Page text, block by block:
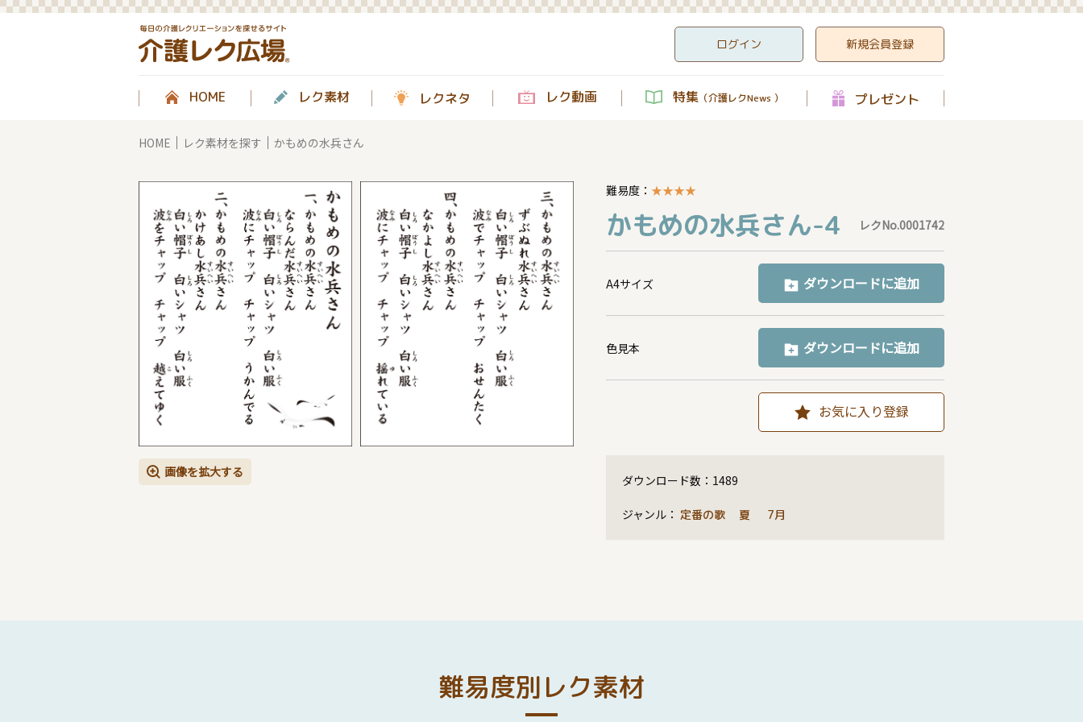
ログイン 新規会員登録
HOME レク素材 レクネタ レク動画 特集 （介護レクNews ） プレゼント
HOME レク素材を探す かもめの水兵さん
画像を拡大する
難易度： ★★★★
かもめの水兵さん-4 レクNo.0001742
A4サイズ ダウンロードに追加
色見本 ダウンロードに追加
お気に入り登録
ダウンロード数： 1489
ジャンル： 定番の歌 夏 7月
難易度別レク素材